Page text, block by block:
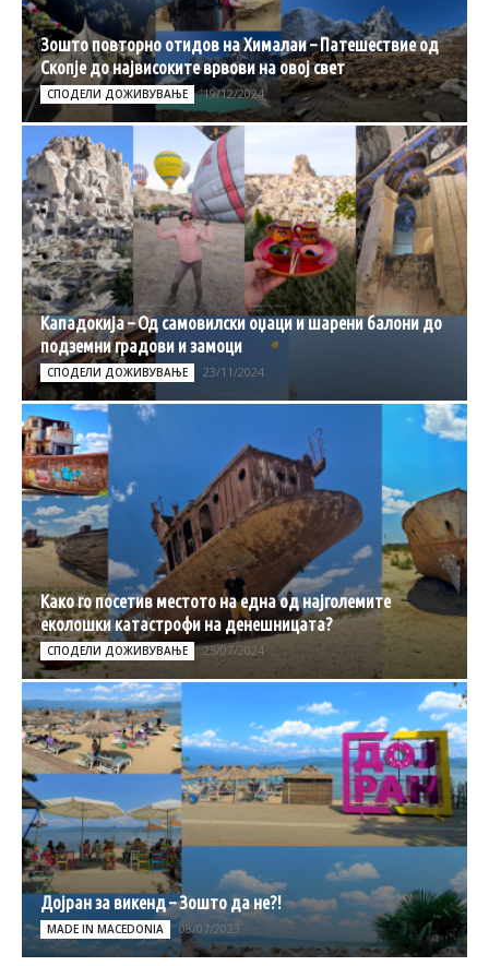
Зошто повторно отидов на Хималаи – Патешествие од
Скопје до највисоките врвови на овој свет
СПОДЕЛИ ДОЖИВУВАЊЕ 19/12/2024
Кападокија – Од самовилски оџаци и шарени балони до
подземни градови и замоци
СПОДЕЛИ ДОЖИВУВАЊЕ 23/11/2024
Како го посетив местото на една од најголемите
еколошки катастрофи на денешницата?
СПОДЕЛИ ДОЖИВУВАЊЕ 25/07/2024
Дојран за викенд – Зошто да не?!
MADE IN MACEDONIA 08/07/2023